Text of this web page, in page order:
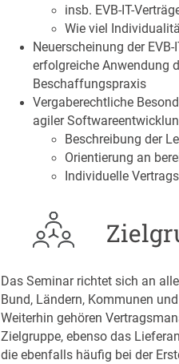
insb. EVB-IT-
Wie viel
Neuerscheinung der
erfolgreiche Anwendung
Beschaffungspraxis
Vergaberechtliche
agiler
Beschreibung der
Orientierung an
Individuelle
Das Seminar richtet sich an
Bund, Ländern, Kommunen
Weiterhin gehören
Zielgruppe, ebenso das
die ebenfalls häufig bei der